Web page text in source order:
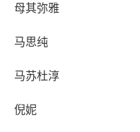
母其弥雅
马思纯
马苏杜淳
倪妮